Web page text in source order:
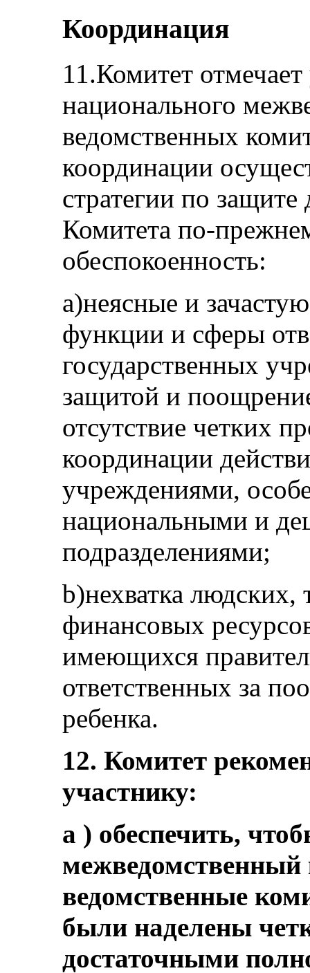
Координация
11.Комитет
национального
ведомственных
координации
стратегии по
Комитета
обеспокоенность:
a)неясные и
функции и сферы
государственных
защитой и
отсутствие четких
координации
учреждениями,
национальными и
подразделениями;
b)нехватка людских,
финансовых
имеющихся
ответственных за
ребенка.
12. Комитет
участнику:
a ) обеспечить,
межведомственный
ведомственные
были наделены
достаточными